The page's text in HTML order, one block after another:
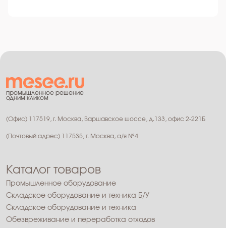
промышленное решение
одним кликом
(Офис) 117519, г. Москва, Варшавское шоссе, д.133, офис 2-221Б
(Почтовый адрес) 117535, г. Москва, а/я №4
Каталог товаров
Промышленное оборудование
Складское оборудование и техника Б/У
Складское оборудование и техника
Обезвреживание и переработка отходов